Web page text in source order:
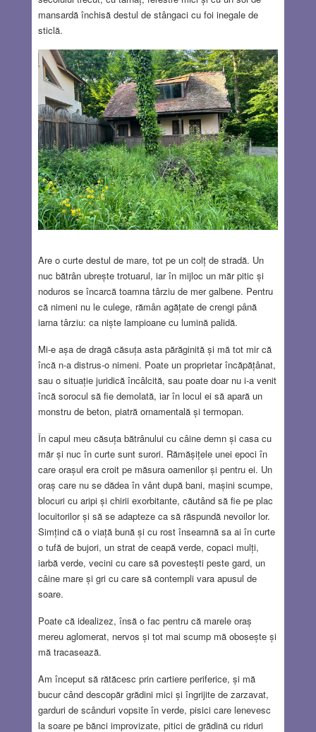
mansardă închisă destul de stângaci cu foi inegale de
sticlă.
Are o curte destul de mare, tot pe un colț de stradă. Un
nuc bătrân ubrește trotuarul, iar în mijloc un măr pitic și
noduros se încarcă toamna târziu de mer galbene. Pentru
că nimeni nu le culege, rămân agățate de crengi până
iarna târziu: ca niște lampioane cu lumină palidă.
Mi-e așa de dragă căsuța asta părăginită și mă tot mir că
încă n-a distrus-o nimeni. Poate un proprietar încăpățânat,
sau o situație juridică încâlcită, sau poate doar nu i-a venit
încă sorocul să fie demolată, iar în locul ei să apară un
monstru de beton, piatră ornamentală și termopan.
În capul meu căsuța bătrânului cu câine demn și casa cu
măr și nuc în curte sunt surori. Rămășițele unei epoci în
care orașul era croit pe măsura oamenilor și pentru ei. Un
oraș care nu se dădea în vânt după bani, mașini scumpe,
blocuri cu aripi și chirii exorbitante, căutând să fie pe plac
locuitorilor și să se adapteze ca să răspundă nevoilor lor.
Simțind că o viață bună și cu rost înseamnă sa ai în curte
o tufă de bujori, un strat de ceapă verde, copaci mulți,
iarbă verde, vecini cu care să povestești peste gard, un
câine mare și gri cu care să contempli vara apusul de
soare.
Poate că idealizez, însă o fac pentru că marele oraș
mereu aglomerat, nervos și tot mai scump mă obosește și
mă tracasează.
Am început să rătăcesc prin cartiere periferice, și mă
bucur când descopăr grădini mici și îngrijite de zarzavat,
garduri de scânduri vopsite în verde, pisici care lenevesc
la soare pe bănci improvizate, pitici de grădină cu riduri